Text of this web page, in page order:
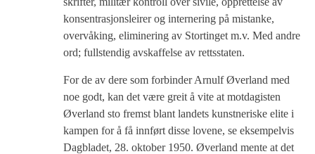
konsentrasjonsleirer og internering på mistanke,
overvåking, eliminering av Stortinget m.v. Med andre
ord; fullstendig avskaffelse av rettsstaten.
For de av dere som forbinder Arnulf Øverland med
noe godt, kan det være greit å vite at motdagisten
Øverland sto fremst blant landets kunstneriske elite i
kampen for å få innført disse lovene, se eksempelvis
Dagbladet, 28. oktober 1950. Øverland mente at det